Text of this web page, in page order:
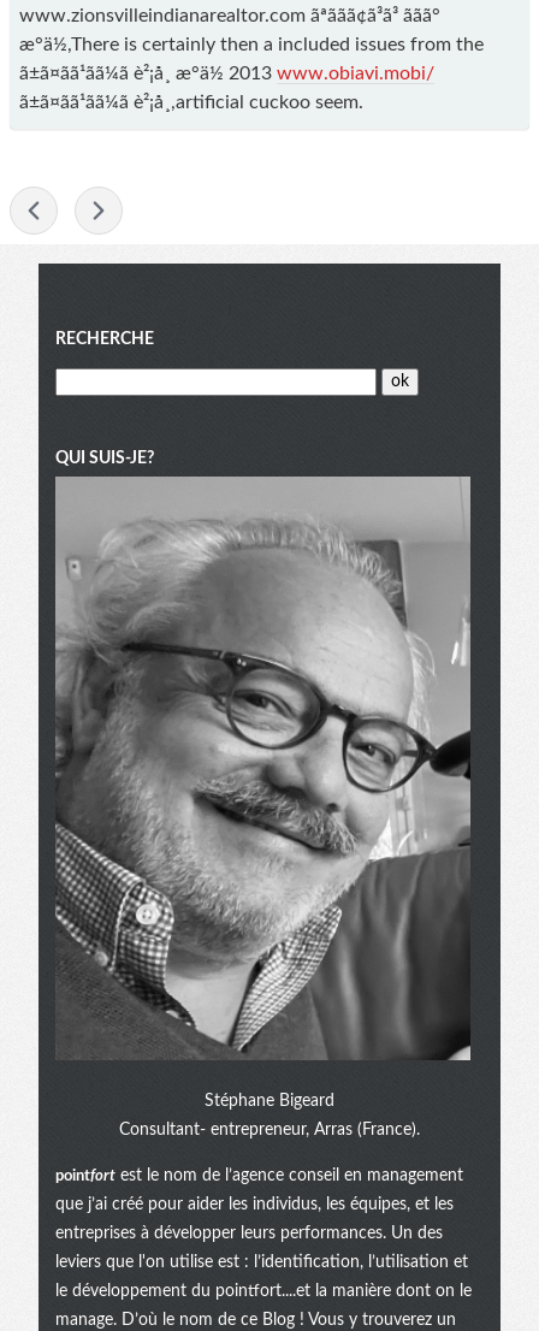
www.zionsvilleindianarealtor.com ãªã­ãã¢ã³ã³ ããã°
æ°ä½,There is certainly then a included issues from the
ã±ã¤ãã¹ãã¼ã è²¡å¸ æ°ä½ 2013 www.obiavi.mobi/
ã±ã¤ãã¹ãã¼ã è²¡å¸,artificial cuckoo seem.
Menu
RECHERCHE
QUI SUIS-JE?
Stéphane Bigeard
Consultant- entrepreneur, Arras (France).
pointfort est le nom de l’agence conseil en management
que j’ai créé pour aider les individus, les équipes, et les
entreprises à développer leurs performances. Un des
leviers que l'on utilise est : l’identification, l’utilisation et
le développement du pointfort....et la manière dont on le
manage. D’où le nom de ce Blog ! Vous y trouverez un